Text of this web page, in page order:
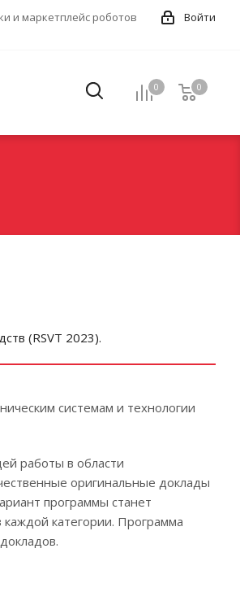
Войти
и маркетплейс роботов
0 0
0
(RSVT 2023).
системам и технологии
работы в области
оригинальные доклады
программы станет
категории. Программа